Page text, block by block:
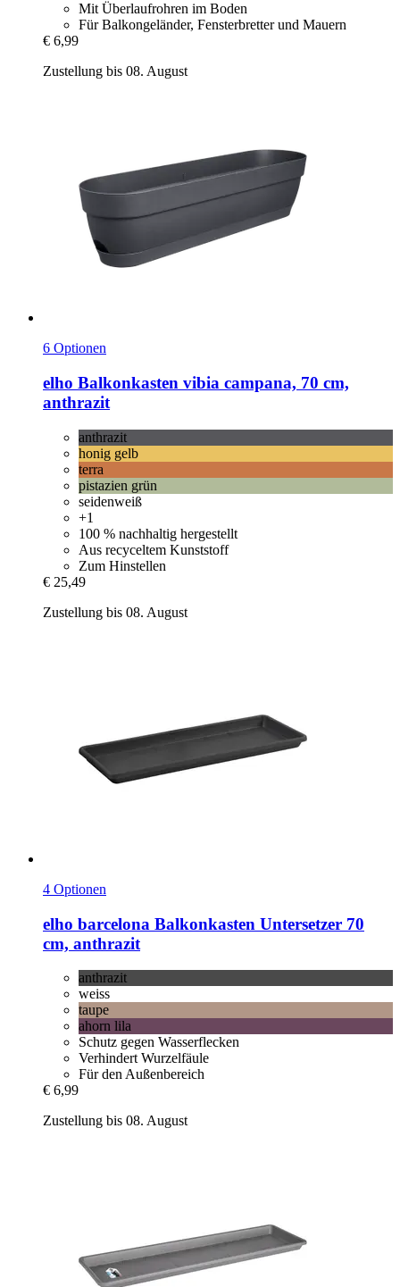
Mit Überlaufrohren im Boden
Für Balkongeländer, Fensterbretter und Mauern
€ 6,99
Zustellung bis 08. August
6 Optionen
elho Balkonkasten vibia campana, 70 cm,
anthrazit
anthrazit
honig gelb
terra
pistazien grün
seidenweiß
+1
100 % nachhaltig hergestellt
Aus recyceltem Kunststoff
Zum Hinstellen
€ 25,49
Zustellung bis 08. August
4 Optionen
elho barcelona Balkonkasten Untersetzer 70
cm, anthrazit
anthrazit
weiss
taupe
ahorn lila
Schutz gegen Wasserflecken
Verhindert Wurzelfäule
Für den Außenbereich
€ 6,99
Zustellung bis 08. August